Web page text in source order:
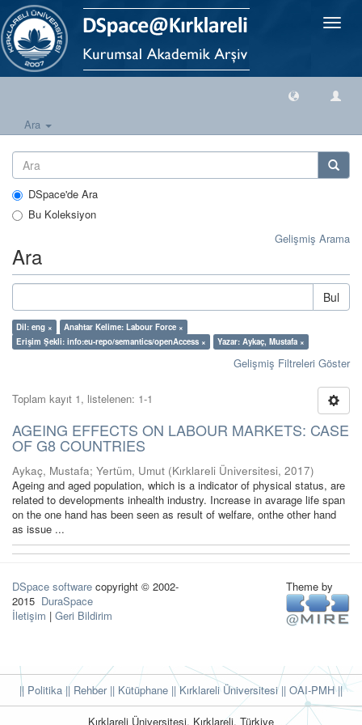
Geçiş
Ara
DSpace'de Ara
Bu Koleksiyon
Gelişmiş Arama
Ara
Bul
Dil: eng ×
Anahtar Kelime: Labour Force ×
Erişim Şekli: info:eu-repo/semantics/openAccess ×
Yazar: Aykaç, Mustafa ×
Gelişmiş Filtreleri Göster
Toplam kayıt 1, listelenen: 1-1
AGEING EFFECTS ON LABOUR MARKETS: CASE
OF G8 COUNTRIES
Aykaç, Mustafa; Yertüm, Umut (Kırklareli Üniversitesi, 2017)
Ageing and aged population, which is a indicator of physical status, are
related to developments inhealth industry. Increase in avarage life span
on the one hand has been seen as result of welfare, onthe other hand
as issue ...
DSpace software copyright © 2002-
2015 DuraSpace
İletişim | Geri Bildirim
Theme by
|| Politika || Rehber|| Kütüphane || Kırklareli Üniversitesi || OAI-PMH ||
Kırklareli Üniversitesi, Kırklareli, Türkiye